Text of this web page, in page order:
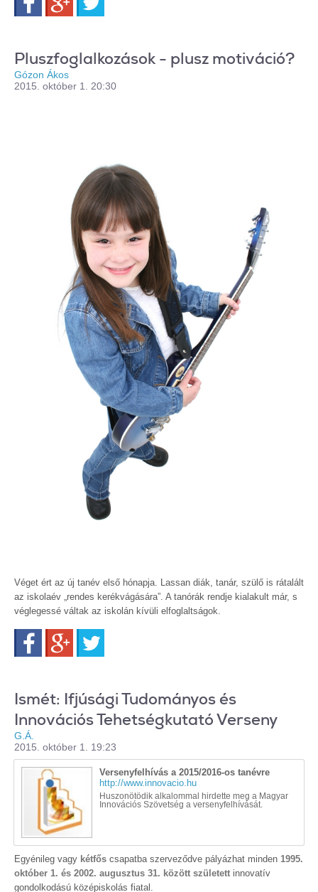
Pluszfoglalkozások - plusz motiváció?
Gózon Ákos
2015. október 1. 20:30
Véget ért az új tanév első hónapja. Lassan diák, tanár, szülő is rátalált
az iskolaév „rendes kerékvágására”. A tanórák rendje kialakult már, s
véglegessé váltak az iskolán kívüli elfoglaltságok.
FacebookGoogle+
Ismét: Ifjúsági Tudományos és
Innovációs Tehetségkutató Verseny
G.Á.
2015. október 1. 19:23
Versenyfelhívás a 2015/2016-os tanévre
http://www.innovacio.hu
Huszonötödik alkalommal hirdette meg a Magyar
Innovációs Szövetség a versenyfelhívását.
Egyénileg vagy kétfős csapatba szerveződve pályázhat minden 1995.
október 1. és 2002. augusztus 31. között született innovatív
gondolkodású középiskolás fiatal.